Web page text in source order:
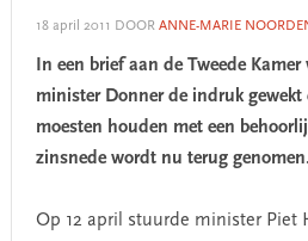
18 april 2011 DOOR ANNE-MARIE
In een brief aan de Tweede
minister Donner de indruk gewekt
moesten houden met een
zinsnede wordt nu terug genomen.
Op 12 april stuurde minister Piet